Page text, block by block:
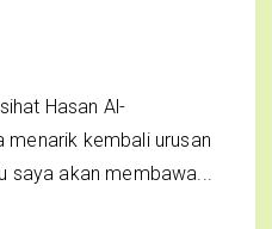
Hasan Al-
menarik kembali urusan
saya akan membawa...